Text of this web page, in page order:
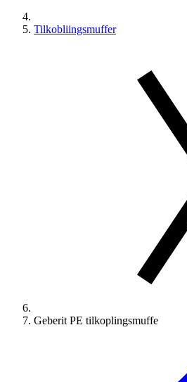
Tilkobliingsmuffer
Geberit PE tilkoplingsmuffe